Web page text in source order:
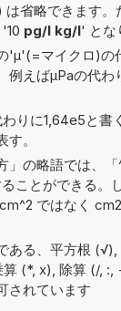
省略できます。
pg/l kg/l' とな
'μ'(=マイクロ)の
例えばµPaの代わ
りに1,64e5と書
。
」の略語では、
ることができる。
ではなく
ある、平方根
(*, x), 除算 (/,
されています